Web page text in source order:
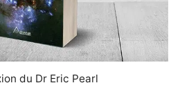
du Dr Eric Pearl